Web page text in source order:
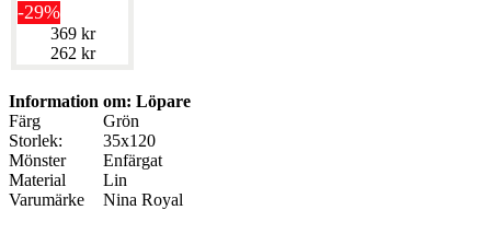
-29%
369 kr
262 kr
Information om: Löpare
Färg
Grön
Storlek:
35x120
Mönster
Enfärgat
Material
Lin
Varumärke
Nina Royal